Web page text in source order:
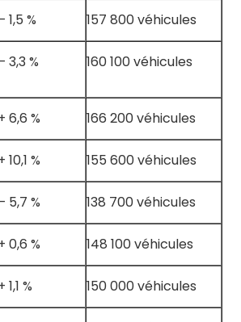
1,5 % 157 800 véhicules
3,3 % 160 100 véhicules
6,6 % 166 200 véhicules
10,1 % 155 600 véhicules
5,7 % 138 700 véhicules
0,6 % 148 100 véhicules
1,1 % 150 000 véhicules